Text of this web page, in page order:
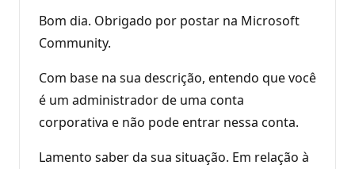
Bom dia. Obrigado por postar na Microsoft
Community.
Com base na sua descrição, entendo que você
é um administrador de uma conta
corporativa e não pode entrar nessa conta.
Lamento saber da sua situação. Em relação à